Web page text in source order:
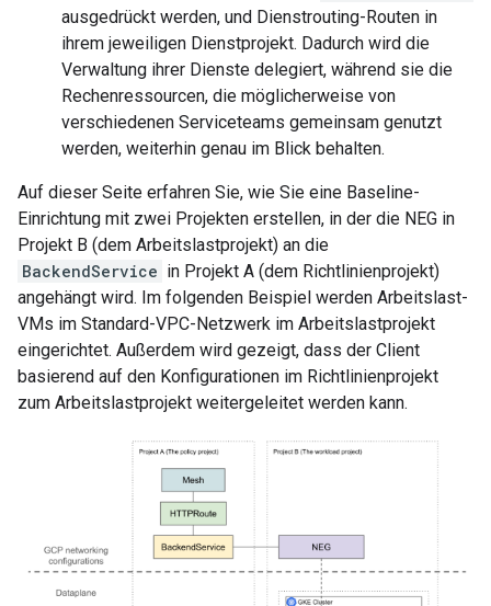
ausgedrückt werden, und Dienstrouting-Routen in
ihrem jeweiligen Dienstprojekt. Dadurch wird die
Verwaltung ihrer Dienste delegiert, während sie die
Rechenressourcen, die möglicherweise von
verschiedenen Serviceteams gemeinsam genutzt
werden, weiterhin genau im Blick behalten.
Auf dieser Seite erfahren Sie, wie Sie eine Baseline-
Einrichtung mit zwei Projekten erstellen, in der die NEG in
Projekt B (dem Arbeitslastprojekt) an die
BackendService in Projekt A (dem Richtlinienprojekt)
angehängt wird. Im folgenden Beispiel werden Arbeitslast-
VMs im Standard-VPC-Netzwerk im Arbeitslastprojekt
eingerichtet. Außerdem wird gezeigt, dass der Client
basierend auf den Konfigurationen im Richtlinienprojekt
zum Arbeitslastprojekt weitergeleitet werden kann.